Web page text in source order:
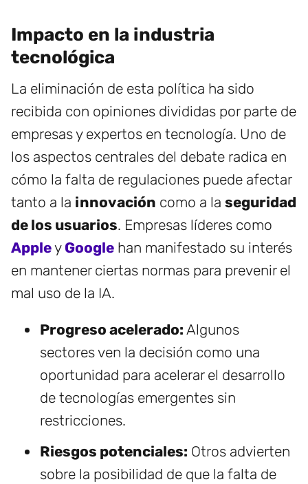
Impacto en la industria
tecnológica
La eliminación de esta política ha sido
recibida con opiniones divididas por parte de
empresas y expertos en tecnología. Uno de
los aspectos centrales del debate radica en
cómo la falta de regulaciones puede afectar
tanto a la innovación como a la seguridad
de los usuarios. Empresas líderes como
Appley Google han manifestado su interés
en mantener ciertas normas para prevenir el
mal uso de la IA.
Progreso acelerado: Algunos
sectores ven la decisión como una
oportunidad para acelerar el desarrollo
de tecnologías emergentes sin
restricciones.
Riesgos potenciales: Otros advierten
sobre la posibilidad de que la falta de